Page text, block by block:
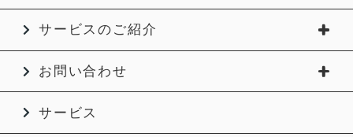
サービスのご紹介
お問い合わせ
サービス